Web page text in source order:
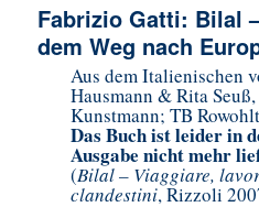
Fabrizio Gatti: Bilal
dem Weg nach
Aus dem Italienischen
Hausmann & Rita
Kunstmann; TB
Das Buch ist leider in
Ausgabe nicht mehr
(Bilal – Viaggiare,
clandestini, Rizzoli